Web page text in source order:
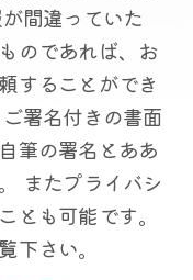
間違っていた
のであれば、お
することができ
署名付きの書面
筆の署名とああ
またプライバシ
とも可能です。
下さい。